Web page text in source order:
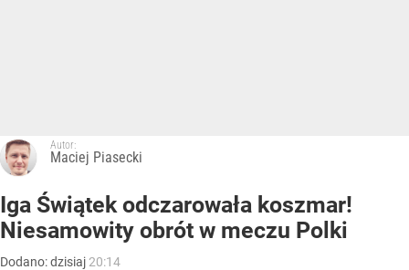
Autor:
Maciej Piasecki
Iga Świątek odczarowała koszmar!
Niesamowity obrót w meczu Polki
Dodano:dzisiaj 20:14